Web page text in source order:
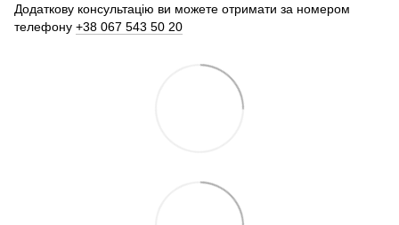
Додаткову консультацію ви можете отримати за номером
телефону +38 067 543 50 20